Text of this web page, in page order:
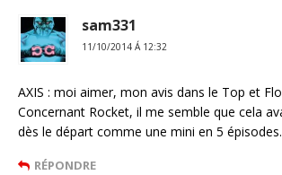
sam331
11/10/2014 Á 12:32
AXIS : moi aimer, mon avis dans le Top et
Concernant Rocket, il me semble que cela
dès le départ comme une mini en 5 épisodes.
RÉPONDRE